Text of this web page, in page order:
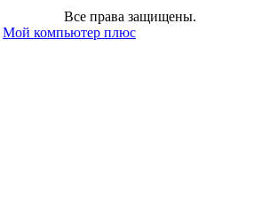
Все права защищены.
Мой компьютер плюс